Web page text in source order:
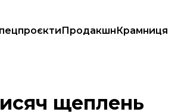
ПродакшнКрамниця
вже отримали 2,6 млн людей
щеплень